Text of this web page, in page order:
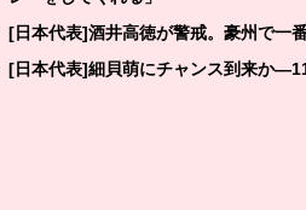
[日本代表]酒井高徳が警戒。豪州で一
[日本代表]細貝萌にチャンス到来か